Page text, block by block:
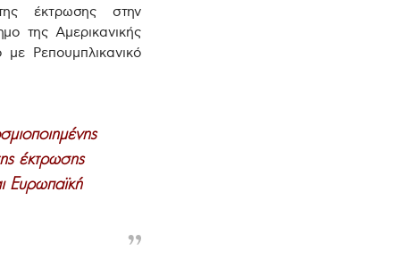
έκτρωσης στην
της Αμερικανικής
Ρεπουμπλικανικό
έκτρωσης
Ευρωπαϊκή